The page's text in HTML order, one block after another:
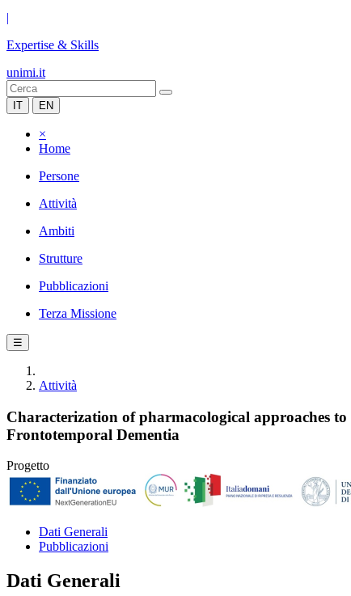
|
Expertise & Skills
unimi.it
IT EN
×
Home
Persone
Attività
Ambiti
Strutture
Pubblicazioni
Terza Missione
☰
Attività
Characterization of pharmacological approaches
Frontotemporal Dementia
Progetto
Dati Generali
Pubblicazioni
Dati Generali